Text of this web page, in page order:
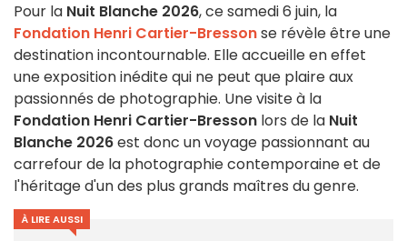
Pour la Nuit Blanche 2026, ce samedi 6 juin, la
Fondation Henri Cartier-Bressonse révèle être une
destination incontournable. Elle accueille en effet
une exposition inédite qui ne peut que plaire aux
passionnés de photographie. Une visite à la
Fondation Henri Cartier-Bresson lors de la Nuit
Blanche 2026est donc un voyage passionnant au
carrefour de la photographie contemporaine et de
l'héritage d'un des plus grands maîtres du genre.
À LIRE AUSSI